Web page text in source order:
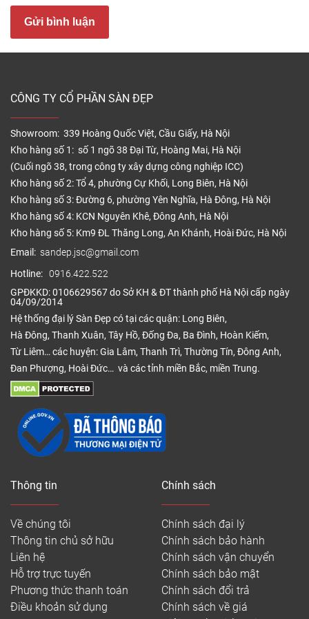
Giá phào nhựa chân tường
Như vậy phào nhựa chân tường cao cấp là phụ kiện
sàn nhựa cần thiết để lắp sàn nhựa vinyl.
2. Nẹp nhựa chân tường
Nẹp nhựa chân tường là vật liệu vô cùng cần thiết
giúp che đi khe hở giữa tường và ván sàn nhựa
nhập khẩu. Nếu bạn không sử dụng phào nhựa
chân tường trên, thì nẹp nhựa chân tường là phụ
kiện sàn nhựa bắt buộc phải cần.
Có 3 loại nẹp chân tường sàn nhựa là nẹp F – nẹp
Gửi bình luận
CÔNG TY CỔ PHẦN SÀN ĐẸP
Showroom: 339 Hoàng Quốc Việt, Cầu Giấy, Hà Nội
Kho hàng số 1: số 1 ngõ 38 Đại Từ, Hoàng Mai, Hà Nội
(Cuối ngõ 38, trong công ty xây dựng công nghiệp ICC)
Kho hàng số 2: Tổ 4, phường Cự Khối, Long Biên, Hà Nội
Kho hàng số 3: Đường 6, phường Yên Nghĩa, Hà Đông, Hà Nội
Kho hàng số 4: KCN Nguyên Khê, Đông Anh, Hà Nội
Kho hàng số 5: Km9 ĐL Thăng Long, An Khánh, Hoài Đức, Hà Nội
Email: sandep.jsc@gmail.com
Hotline: 0916.422.522
GPĐKKD: 0106629567 do Sở KH & ĐT thành phố Hà Nội cấp ngày
04/09/2014
Hệ thống đại lý Sàn Đẹp có tại các quận: Long Biên,
Hà Đông, Thanh Xuân, Tây Hồ, Đống Đa, Ba Đình, Hoàn Kiếm,
Từ Liêm… các huyện: Gia Lâm, Thanh Trì, Thường Tín, Đông Anh,
Đan Phượng, Hoài Đức… và các tỉnh miền Bắc, miền Trung.
Thông tin
Về chúng tôi
Thông tin chủ sở hữu
Liên hệ
Hỗ trợ trực tuyến
Phương thức thanh toán
Điều khoản sử dụng
Chính sách
Chính sách đại lý
Chính sách bảo hành
Chính sách vận chuyển
Chính sách bảo mật
Chính sách đổi trả
Chính sách về giá